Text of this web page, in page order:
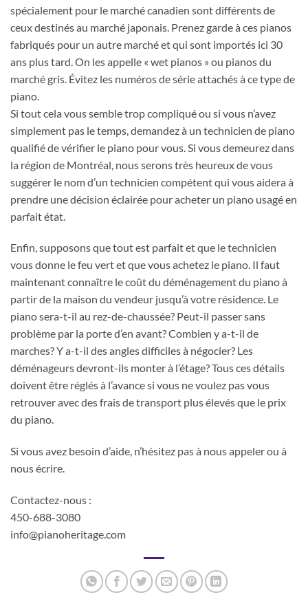
spécialement pour le marché canadien sont différents de
ceux destinés au marché japonais. Prenez garde à ces pianos
fabriqués pour un autre marché et qui sont importés ici 30
ans plus tard. On les appelle « wet pianos » ou pianos du
marché gris. Évitez les numéros de série attachés à ce type de
piano.
Si tout cela vous semble trop compliqué ou si vous n’avez
simplement pas le temps, demandez à un technicien de piano
qualifié de vérifier le piano pour vous. Si vous demeurez dans
la région de Montréal, nous serons très heureux de vous
suggérer le nom d’un technicien compétent qui vous aidera à
prendre une décision éclairée pour acheter un piano usagé en
parfait état.
Enfin, supposons que tout est parfait et que le technicien
vous donne le feu vert et que vous achetez le piano. Il faut
maintenant connaître le coût du déménagement du piano à
partir de la maison du vendeur jusqu’à votre résidence. Le
piano sera-t-il au rez-de-chaussée? Peut-il passer sans
problème par la porte d’en avant? Combien y a-t-il de
marches? Y a-t-il des angles difficiles à négocier? Les
déménageurs devront-ils monter à l’étage? Tous ces détails
doivent être réglés à l’avance si vous ne voulez pas vous
retrouver avec des frais de transport plus élevés que le prix
du piano.
Si vous avez besoin d’aide, n’hésitez pas à nous appeler ou à
nous écrire.
Contactez-nous :
450-688-3080
info@pianoheritage.com